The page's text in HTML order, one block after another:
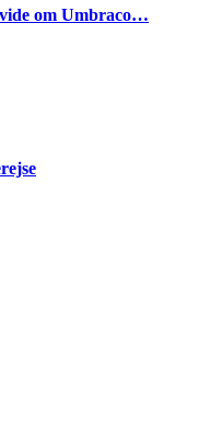
om Umbraco…